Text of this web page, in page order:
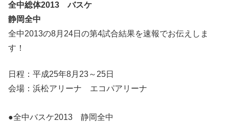
全中総体2013 バスケ
静岡全中
全中2013の8月24日の第4試合結果を速報でお伝えしま
す！
日程：平成25年8月23～25日
会場：浜松アリーナ エコパアリーナ
●全中バスケ2013 静岡全中